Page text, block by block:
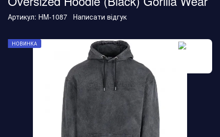
Артикул: HM-1087 Написати відгук
НОВИНКА